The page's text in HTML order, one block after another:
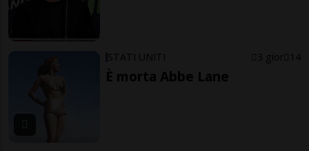
STATI UNITI 3 gior 14
È morta Abbe Lane